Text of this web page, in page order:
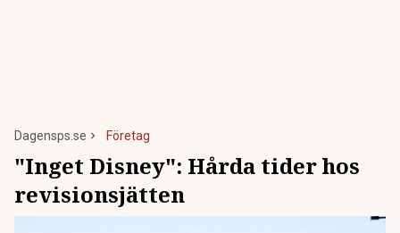
Dagensps.se Företag
"Inget Disney": Hårda tider hos
revisionsjätten